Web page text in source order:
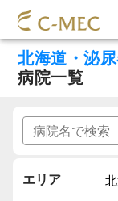
北海道・泌
病院一覧
エリア